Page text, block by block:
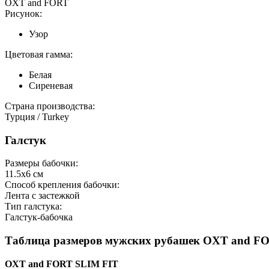
OXT and FORT
Рисунок:
Узор
Цветовая гамма:
Белая
Сиреневая
Страна производства:
Турция / Turkey
Галстук
Размеры бабочки:
11.5х6 см
Способ крепления бабочки:
Лента с застежкой
Тип галстука:
Галстук-бабочка
Таблица размеров мужских рубашек OXT and
OXT and FORT SLIM FIT